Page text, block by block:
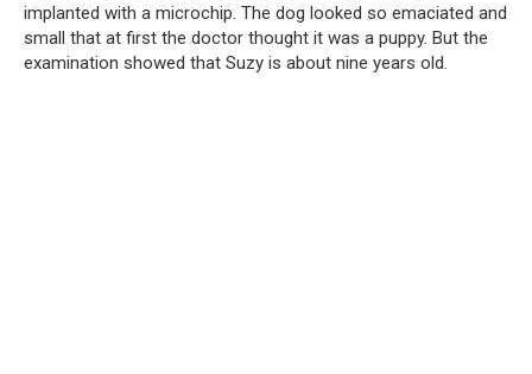
implanted with a microchip. The dog looked so emaciated and
small that at first the doctor thought it was a puppy. But the
examination showed that Suzy is about nine years old.